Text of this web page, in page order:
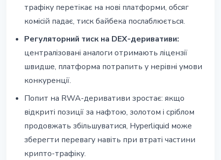
трафіку перетікає на нові платформи, обсяг
комісій падає, тиск байбека послаблюється.
Регуляторний тиск на DEX-деривативи:
централізовані аналоги отримають ліцензії
швидше, платформа потрапить у нерівні умови
конкуренції.
Попит на RWA-деривативи зростає: якщо
відкриті позиції за нафтою, золотом і сріблом
продовжать збільшуватися, Hyperliquid може
зберегти перевагу навіть при втраті частини
крипто-трафіку.